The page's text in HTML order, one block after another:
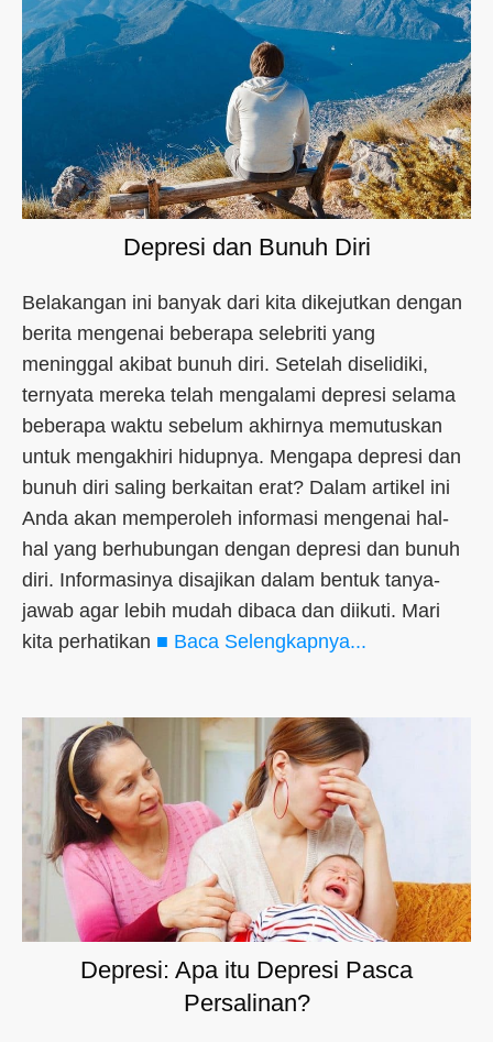
Depresi dan Bunuh Diri
Belakangan ini banyak dari kita dikejutkan dengan
berita mengenai beberapa selebriti yang
meninggal akibat bunuh diri. Setelah diselidiki,
ternyata mereka telah mengalami depresi selama
beberapa waktu sebelum akhirnya memutuskan
untuk mengakhiri hidupnya. Mengapa depresi dan
bunuh diri saling berkaitan erat? Dalam artikel ini
Anda akan memperoleh informasi mengenai hal-
hal yang berhubungan dengan depresi dan bunuh
diri. Informasinya disajikan dalam bentuk tanya-
jawab agar lebih mudah dibaca dan diikuti. Mari
kita perhatikan ■ Baca Selengkapnya...
Depresi: Apa itu Depresi Pasca
Persalinan?